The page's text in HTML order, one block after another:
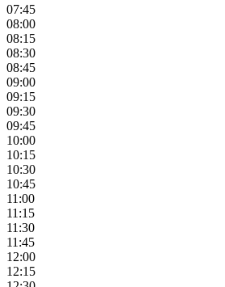
07:45
08:00
08:15
08:30
08:45
09:00
09:15
09:30
09:45
10:00
10:15
10:30
10:45
11:00
11:15
11:30
11:45
12:00
12:15